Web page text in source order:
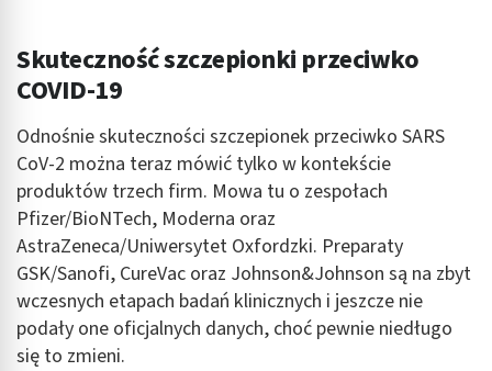
Skuteczność szczepionki przeciwko
COVID-19
Odnośnie skuteczności szczepionek przeciwko SARS
CoV-2 można teraz mówić tylko w kontekście
produktów trzech firm. Mowa tu o zespołach
Pfizer/BioNTech, Moderna oraz
AstraZeneca/Uniwersytet Oxfordzki. Preparaty
GSK/Sanofi, CureVac oraz Johnson&Johnson są na zbyt
wczesnych etapach badań klinicznych i jeszcze nie
podały one oficjalnych danych, choć pewnie niedługo
się to zmieni.